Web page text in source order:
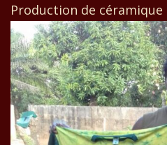
Production de céramique